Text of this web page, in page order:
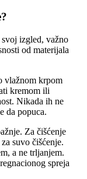
izgled, važno
od materijala
vlažnom krpom
kremom ili
Nikada ih ne
da popuca.
Za čišćenje
suvo čišćenje.
a ne trljanjem.
spreja